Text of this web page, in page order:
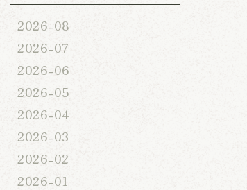
2026-08
2026-07
2026-06
2026-05
2026-04
2026-03
2026-02
2026-01